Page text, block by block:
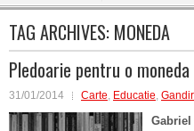
TAG ARCHIVES: MONEDA
Pledoarie pentru o
31/01/2014 Carte, Educatie,